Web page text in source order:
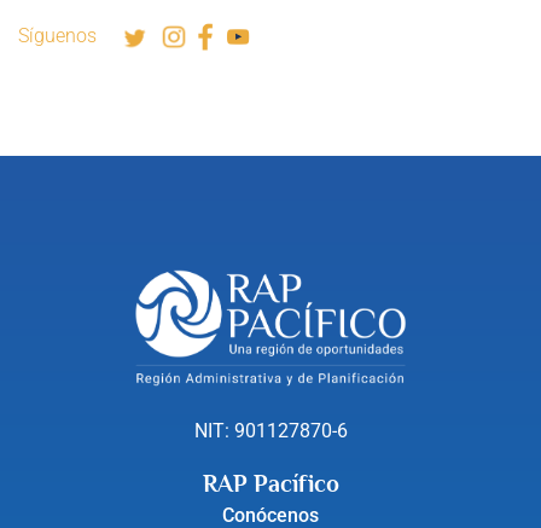
Síguenos
NIT: 901127870-6
RAP Pacífico
Conócenos